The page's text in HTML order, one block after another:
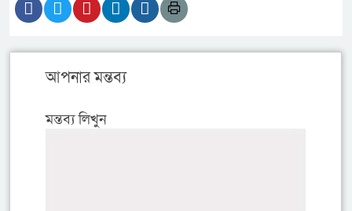
আপনার মন্তব্য
মন্তব্য লিখুন